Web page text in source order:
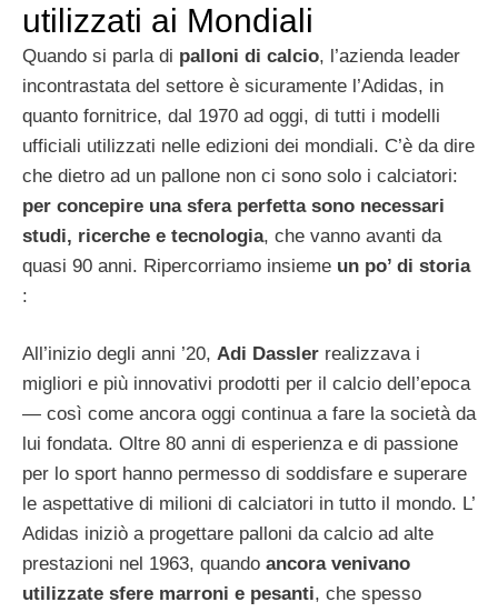
utilizzati ai Mondiali
Quando si parla di palloni di calcio, l’azienda leader
incontrastata del settore è sicuramente l’Adidas, in
quanto fornitrice, dal 1970 ad oggi, di tutti i modelli
ufficiali utilizzati nelle edizioni dei mondiali. C’è da dire
che dietro ad un pallone non ci sono solo i calciatori:
per concepire una sfera perfetta sono necessari
studi, ricerche e tecnologia, che vanno avanti da
quasi 90 anni. Ripercorriamo insieme un po’ di storia
:
All’inizio degli anni ’20, Adi Dassler realizzava i
migliori e più innovativi prodotti per il calcio dell’epoca
― così come ancora oggi continua a fare la società da
lui fondata. Oltre 80 anni di esperienza e di passione
per lo sport hanno permesso di soddisfare e superare
le aspettative di milioni di calciatori in tutto il mondo. L’
Adidas iniziò a progettare palloni da calcio ad alte
prestazioni nel 1963, quando ancora venivano
utilizzate sfere marroni e pesanti, che spesso